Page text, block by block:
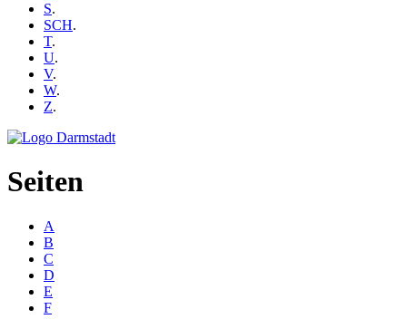
S.
SCH.
T.
U.
V.
W.
Z.
Seiten
A
B
C
D
E
F